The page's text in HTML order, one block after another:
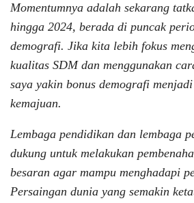
Momentumnya adalah sekarang
hingga 2024, berada di puncak
demografi. Jika kita lebih fokus
kualitas SDM dan menggunakan
saya yakin bonus demografi
kemajuan.
Lembaga pendidikan dan lembaga
dukung untuk melakukan
besaran agar mampu menghadapi
Persaingan dunia yang semakin